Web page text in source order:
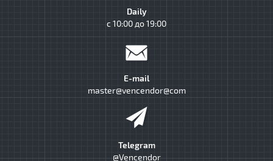
Daily
с 10:00 до 19:00
E-mail
master@vencendor@com
Telegram
@Vencendor